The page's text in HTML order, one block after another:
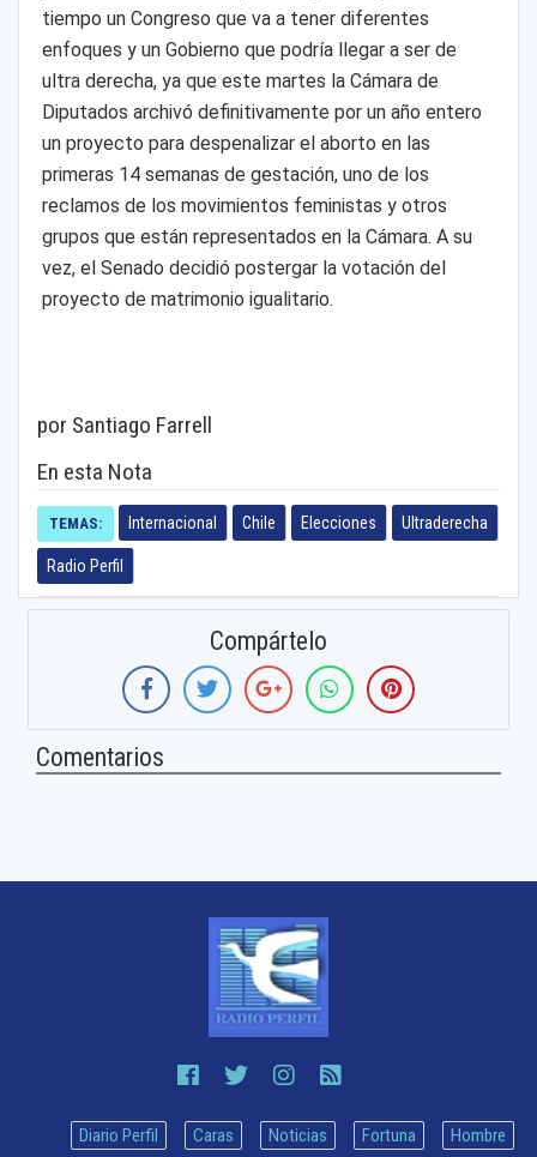
tiempo un Congreso que va a tener diferentes
enfoques y un Gobierno que podría llegar a ser de
ultra derecha, ya que este martes la Cámara de
Diputados archivó definitivamente por un año entero
un proyecto para despenalizar el aborto en las
primeras 14 semanas de gestación, uno de los
reclamos de los movimientos feministas y otros
grupos que están representados en la Cámara. A su
vez, el Senado decidió postergar la votación del
proyecto de matrimonio igualitario.
por Santiago Farrell
En esta Nota
TEMAS: Internacional Chile Elecciones Ultraderecha
Radio Perfil
Compártelo
Comentarios
Diario Perfil Caras Noticias Fortuna Hombre